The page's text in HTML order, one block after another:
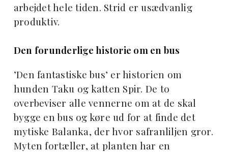
arbejdet hele tiden. Strid er usædvanlig
produktiv.
Den forunderlige historie om en bus
’Den fantastiske bus’ er historien om
hunden Taku og katten Spir. De to
overbeviser alle vennerne om at de skal
bygge en bus og køre ud for at finde det
mytiske Balanka, der hvor safranliljen gror.
Myten fortæller, at planten har en